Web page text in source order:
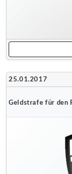
25.01.2017
Geldstrafe für den